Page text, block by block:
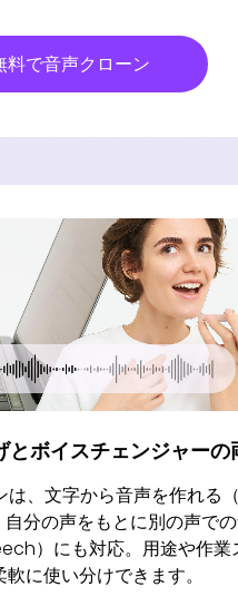
料で音声クローン
とボイスチェンジャーの
、文字から音声を作れる
分の声をもとに別の声で
）にも対応。用途や作業
に使い分けできます。